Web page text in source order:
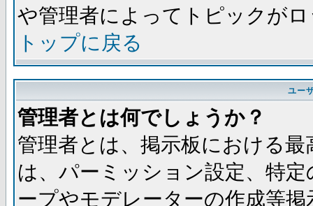
や管理者によってトピックが
トップに戻る
ユー
管理者とは何でしょうか？
管理者とは、掲示板における
は、パーミッション設定、特
ープやモデレーターの作成等